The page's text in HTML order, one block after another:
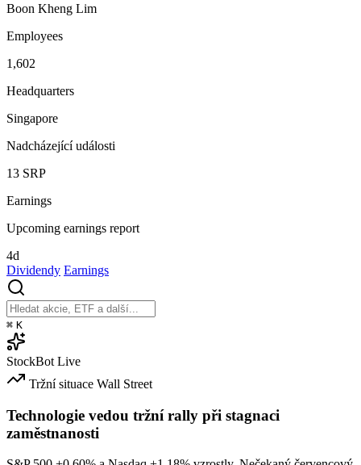
Boon Kheng Lim
Employees
1,602
Headquarters
Singapore
Nadcházející události
13 SRP
Earnings
Upcoming earnings report
4d
Dividendy Earnings
⌘ K
StockBot Live
Tržní situace Wall Street
Technologie vedou tržní rally při stagnaci
zaměstnanosti